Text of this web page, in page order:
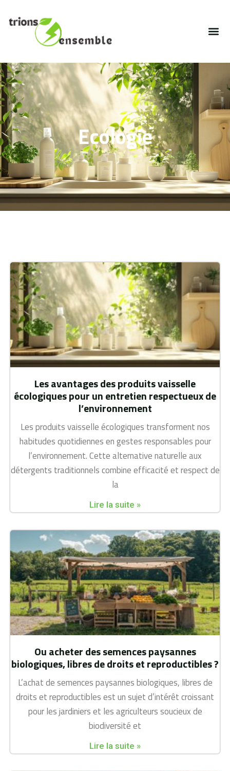
Ecologie
Les avantages des produits vaisselle
écologiques pour un entretien respectueux de
l’environnement
Les produits vaisselle écologiques transforment nos
habitudes quotidiennes en gestes responsables pour
l’environnement. Cette alternative naturelle aux
détergents traditionnels combine efficacité et respect de
la
Lire la suite »
Ou acheter des semences paysannes
biologiques, libres de droits et reproductibles ?
L’achat de semences paysannes biologiques, libres de
droits et reproductibles est un sujet d’intérêt croissant
pour les jardiniers et les agriculteurs soucieux de
biodiversité et
Lire la suite »